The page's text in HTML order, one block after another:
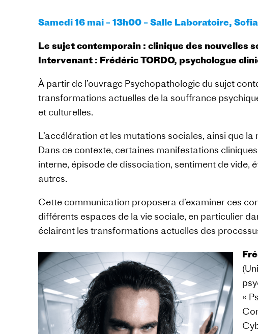
Samedi 16 mai – 13h00 – Salle Laboratoire,
Le sujet contemporain : clinique des nouvelles
Intervenant : Frédéric TORDO, psychologue
À partir de l’ouvrage Psychopathologie du sujet
transformations actuelles de la souffrance
et culturelles.
L’accélération et les mutations sociales, ainsi que
Dans ce contexte, certaines manifestations
interne, épisode de dissociation, sentiment de
autres.
Cette communication proposera d’examiner ces
différents espaces de la vie sociale, en particulier
éclairent les transformations actuelles des
«